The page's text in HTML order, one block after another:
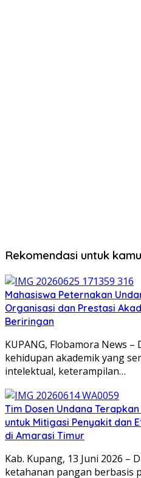
Rekomendasi untuk kamu
Mahasiswa Peternakan
Organisasi dan Prestasi
Beriringan
KUPANG, Flobamora News
kehidupan akademik yang
intelektual, keterampilan…
Tim Dosen Undana
untuk Mitigasi Penyakit dan
di Amarasi Timur
Kab. Kupang, 13 Juni 2026 –
ketahanan pangan berbasis